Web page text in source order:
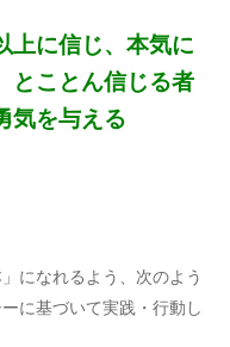
上に信じ、本気に
とことん信じる者
気を与える
になれるよう、次のよう
に基づいて実践・行動し